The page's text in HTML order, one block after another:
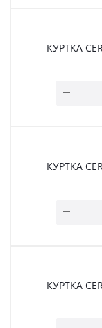
КУРТКА
КУРТКА
КУРТКА